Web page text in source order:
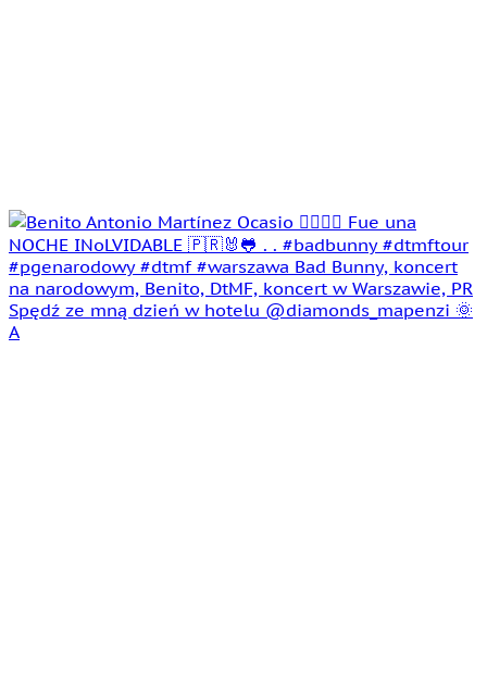
Spędź ze mną dzień w hotelu @diamonds_mapenzi 🌞
A